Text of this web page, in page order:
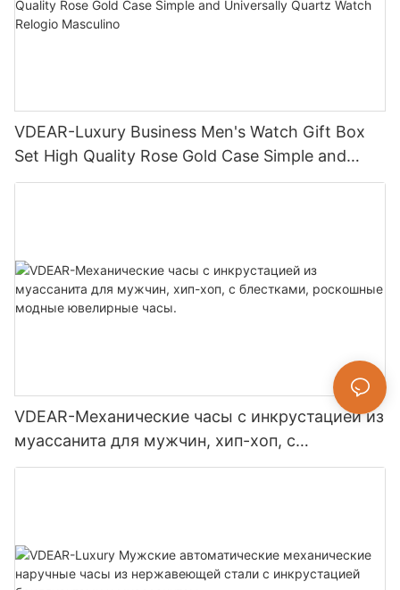
VDEAR-Luxury Business Men's Watch Gift Box
Set High Quality Rose Gold Case Simple and
Universally Quartz Watch Relogio Masculino
VDEAR-Механические часы с инкрустацией из
муассанита для мужчин, хип-хоп, с
блестками, роскошные модные ювелирные